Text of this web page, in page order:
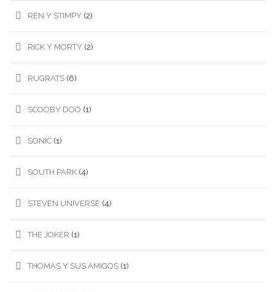
REN Y STIMPY (2)
RICK Y MORTY (2)
RUGRATS (6)
SCOOBY DOO (1)
SONIC (1)
SOUTH PARK (4)
STEVEN UNIVERSE (4)
THE JOKER (1)
THOMAS Y SUS AMIGOS (1)